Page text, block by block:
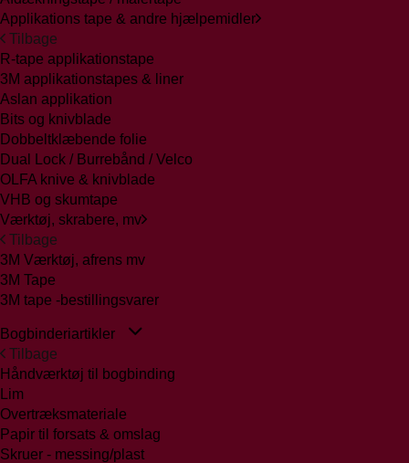
Applikations tape & andre hjælpemidler
Tilbage
R-tape applikationstape
3M applikationstapes & liner
Aslan applikation
Bits og knivblade
Dobbeltklæbende folie
Dual Lock / Burrebånd / Velco
OLFA knive & knivblade
VHB og skumtape
Værktøj, skrabere, mv
Tilbage
3M Værktøj, afrens mv
3M Tape
3M tape -bestillingsvarer
Bogbinderiartikler
Tilbage
Håndværktøj til bogbinding
Lim
Overtræksmateriale
Papir til forsats & omslag
Skruer - messing/plast